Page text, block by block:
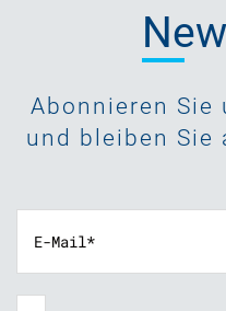
Abonnieren Sie
und bleiben Sie